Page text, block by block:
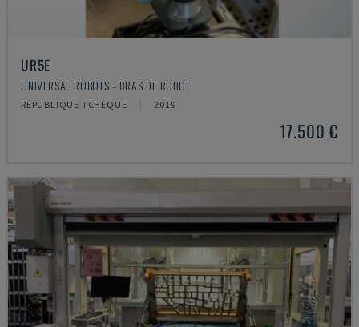
UR5E
UNIVERSAL ROBOTS - BRAS DE ROBOT
RÉPUBLIQUE TCHÈQUE 2019
17.500 €